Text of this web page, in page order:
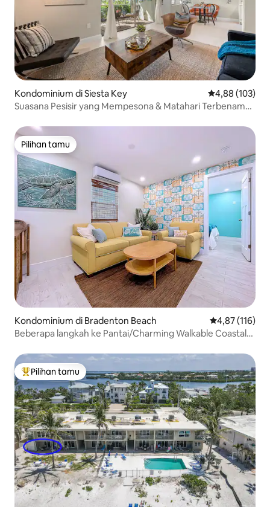
Kondominium di Siesta Key Nilai rata-rata
4,88 (103)
Suasana Pesisir yang Mempesona & Matahari Terbenam
Pilihan tamu
Pilihan tamu
Kondominium di Bradenton Beach Nilai rata-rata
4,87 (116)
Beberapa langkah ke Pantai/Charming Walkable Coastal
Pilihan tamu terpopuler
Pilihan tamu